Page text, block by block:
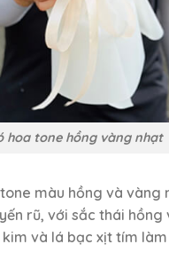
hoa tone hồng vàng nhạt
màu hồng và
rũ, với sắc thái
và lá bạc xịt tím